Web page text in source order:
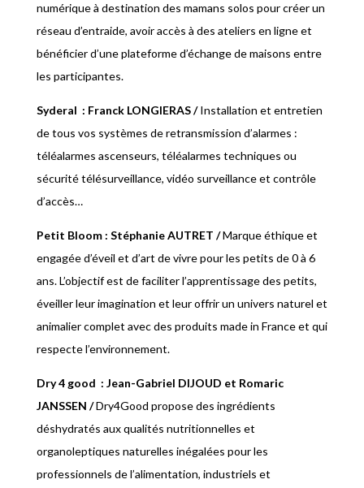
numérique à destination des mamans solos pour créer un
réseau d’entraide, avoir accès à des ateliers en ligne et
bénéficier d’une plateforme d’échange de maisons entre
les participantes.
Syderal : Franck LONGIERAS/Installation et entretien
de tous vos systèmes de retransmission d’alarmes :
téléalarmes ascenseurs, téléalarmes techniques ou
sécurité télésurveillance, vidéo surveillance et contrôle
d’accès…
Petit Bloom : Stéphanie AUTRET /Marque éthique et
engagée d’éveil et d’art de vivre pour les petits de 0 à 6
ans. L’objectif est de faciliter l’apprentissage des petits,
éveiller leur imagination et leur offrir un univers naturel et
animalier complet avec des produits made in France et qui
respecte l’environnement.
Dry 4 good : Jean-Gabriel DIJOUD et Romaric
JANSSEN /Dry4Good propose des ingrédients
déshydratés aux qualités nutritionnelles et
organoleptiques naturelles inégalées pour les
professionnels de l’alimentation, industriels et